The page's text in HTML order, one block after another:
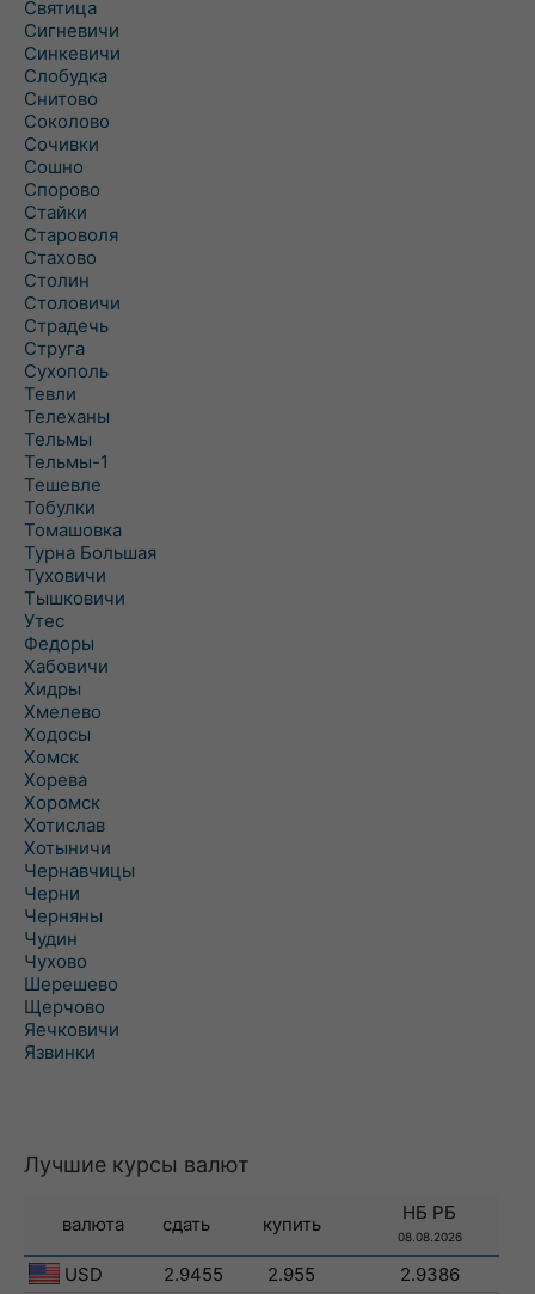
Святица
Сигневичи
Синкевичи
Слобудка
Снитово
Соколово
Сочивки
Сошно
Спорово
Стайки
Староволя
Стахово
Столин
Столовичи
Страдечь
Струга
Сухополь
Тевли
Телеханы
Тельмы
Тельмы-1
Тешевле
Тобулки
Томашовка
Турна Большая
Туховичи
Тышковичи
Утес
Федоры
Хабовичи
Хидры
Хмелево
Ходосы
Хомск
Хорева
Хоромск
Хотислав
Хотыничи
Чернавчицы
Черни
Черняны
Чудин
Чухово
Шерешево
Щерчово
Яечковичи
Язвинки
Лучшие курсы валют
валюта сдать купить
НБ РБ
08.08.2026
USD 2.9455 2.955
2.9386